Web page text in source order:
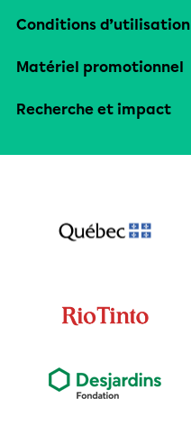
Conditions d’utilisation
Matériel promotionnel
Recherche et impact